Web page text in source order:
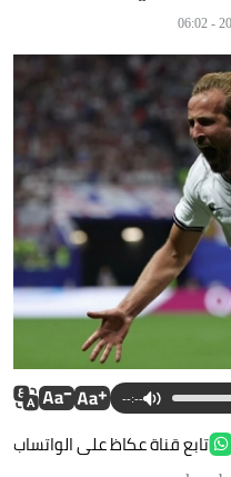
--:--
تابع قناة عكاظ على الواتساب